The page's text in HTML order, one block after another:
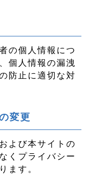
の個人情報につ
個人情報の漏洩
防止に適切な対
変更
よび本サイトの
くプライバシー
ます。